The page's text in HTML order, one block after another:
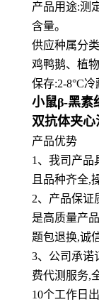
产品用途:测
含量。
供应种属分
鸡鸭鹅、植
保存:2-8°C冷
小鼠β-黑素
双抗体夹心
产品优势
1 、 我司产品
且品种齐全,
2、产品保证
是高质量产
题包退换,诚
3、公司承诺
费代测服务,
10个工作日